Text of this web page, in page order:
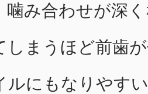
噛み合わせが深
しまうほど前歯
ルにもなりやす